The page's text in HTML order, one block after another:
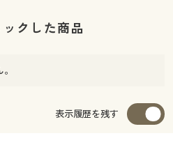
クした商品
表示履歴を残す